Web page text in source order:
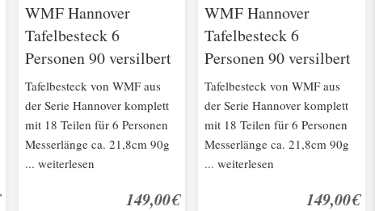
WMF Hannover
Tafelbesteck 6
Personen 90 versilbert
Tafelbesteck von WMF aus
der Serie Hannover komplett
mit 18 Teilen für 6 Personen
Messerlänge ca. 21,8cm 90g
... weiterlesen
149,00€
WMF Hannover
Tafelbesteck 6
Personen 90 versilbert
Tafelbesteck von WMF aus
der Serie Hannover komplett
mit 18 Teilen für 6 Personen
Messerlänge ca. 21,8cm 90g
... weiterlesen
149,00€